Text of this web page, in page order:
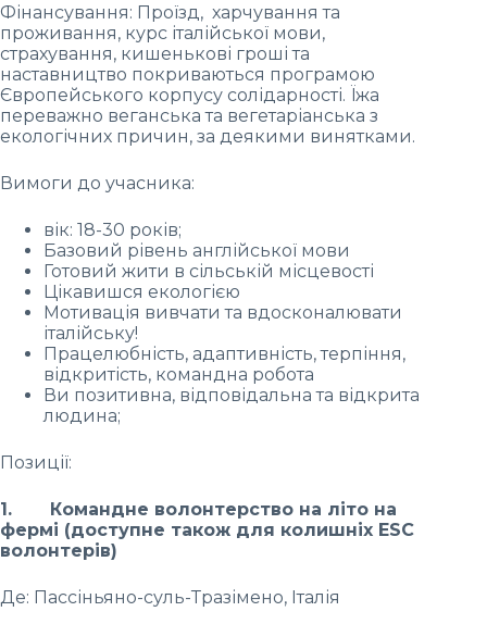
Фінансування: Проїзд, харчування та
проживання, курс італійської мови,
страхування, кишенькові гроші та
наставництво покриваються програмою
Європейського корпусу солідарності. Їжа
переважно веганська та вегетаріанська з
екологічних причин, за деякими винятками.
Вимоги до учасника:
вік: 18-30 років;
Базовий рівень англійської мови
Готовий жити в сільській місцевості
Цікавишся екологією
Мотивація вивчати та вдосконалювати
італійську!
Працелюбність, адаптивність, терпіння,
відкритість, командна робота
Ви позитивна, відповідальна та відкрита
людина;
Позиції:
1. Командне волонтерство на літо на
фермі (доступне також для колишніх ESC
волонтерів)
Де: Пассіньяно-суль-Тразімено, Італія